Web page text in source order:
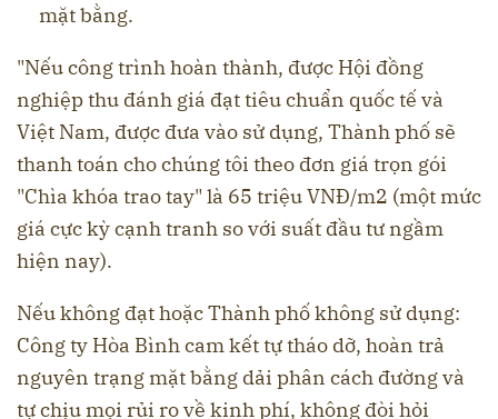
mặt bằng.
"Nếu công trình hoàn thành, được Hội đồng
nghiệp thu đánh giá đạt tiêu chuẩn quốc tế và
Việt Nam, được đưa vào sử dụng, Thành phố sẽ
thanh toán cho chúng tôi theo đơn giá trọn gói
"Chìa khóa trao tay" là 65 triệu VNĐ/m2 (một mức
giá cực kỳ cạnh tranh so với suất đầu tư ngầm
hiện nay).
Nếu không đạt hoặc Thành phố không sử dụng:
Công ty Hòa Bình cam kết tự tháo dỡ, hoàn trả
nguyên trạng mặt bằng dải phân cách đường và
tự chịu mọi rủi ro về kinh phí, không đòi hỏi